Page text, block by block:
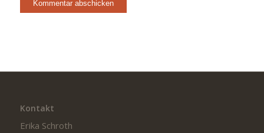
Kontakt
Erika Schroth